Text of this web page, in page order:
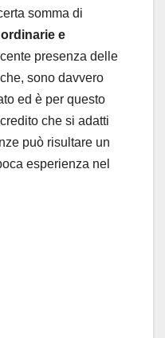
somma di
e
presenza delle
sono davvero
ed è per questo
che si adatti
può risultare un
esperienza nel